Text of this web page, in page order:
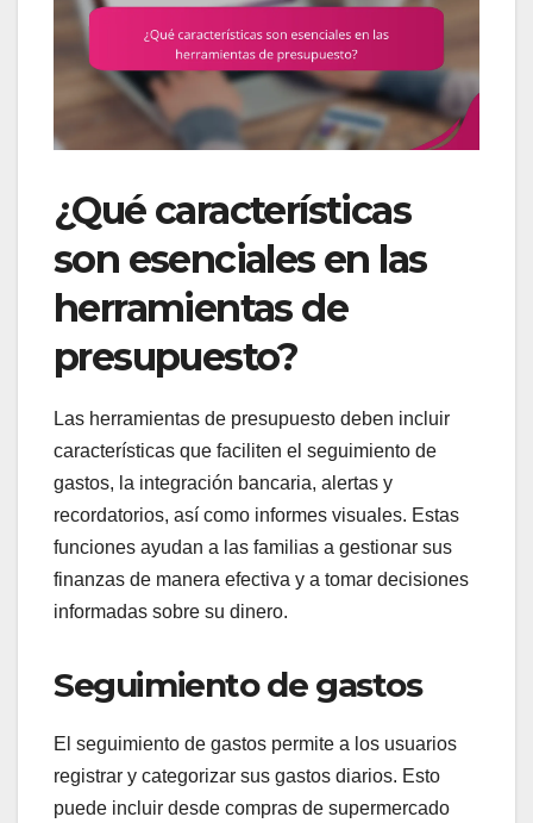
¿Qué características
son esenciales en las
herramientas de
presupuesto?
Las herramientas de presupuesto deben incluir
características que faciliten el seguimiento de
gastos, la integración bancaria, alertas y
recordatorios, así como informes visuales. Estas
funciones ayudan a las familias a gestionar sus
finanzas de manera efectiva y a tomar decisiones
informadas sobre su dinero.
Seguimiento de gastos
El seguimiento de gastos permite a los usuarios
registrar y categorizar sus gastos diarios. Esto
puede incluir desde compras de supermercado